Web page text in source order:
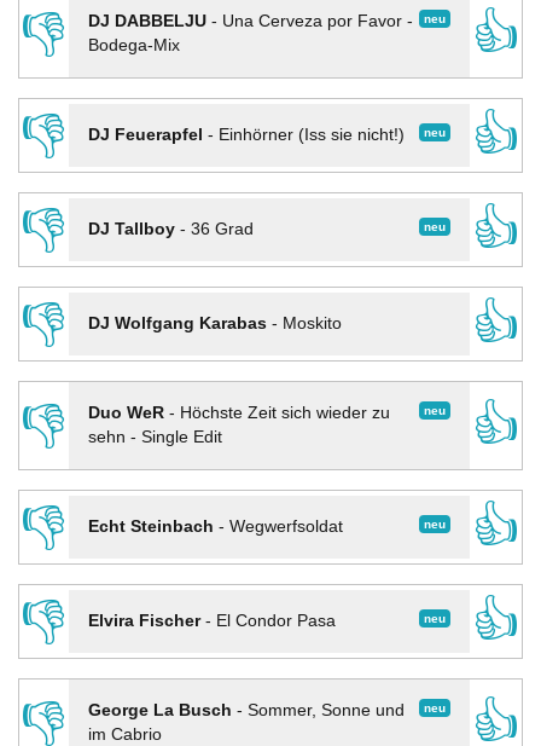
👎
neu
DJ DABBELJU- Una Cerveza por Favor -
Bodega-Mix
👍
👎
neu
DJ Feuerapfel - Einhörner (Iss sie nicht!)
👍
👎
neu
DJ Tallboy- 36 Grad
👍
👎
DJ Wolfgang Karabas- Moskito
👍
👎
neu
Duo WeR- Höchste Zeit sich wieder zu
sehn - Single Edit
👍
👎
neu
Echt Steinbach - Wegwerfsoldat
👍
👎
neu
Elvira Fischer- El Condor Pasa
👍
👎
neu
George La Busch - Sommer, Sonne und
im Cabrio
👍